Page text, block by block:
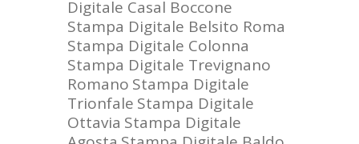
Digitale Casal Boccone
Stampa Digitale Belsito Roma
Stampa Digitale Colonna
Stampa Digitale Trevignano
Romano Stampa Digitale
Trionfale Stampa Digitale
Ottavia Stampa Digitale